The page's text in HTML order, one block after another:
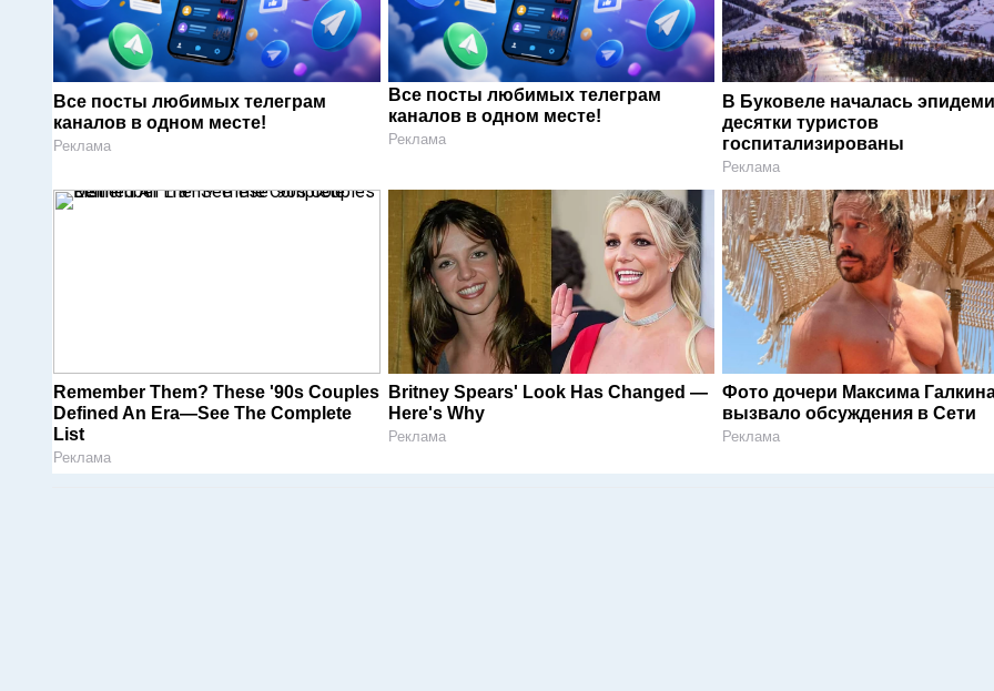
Все посты любимых телеграм
каналов в одном месте!
Реклама
Все посты любимых телеграм
каналов в одном месте!
Реклама
В Буковеле началась
десятки туристов
госпитализированы
Реклама
Remember Them? These '90s Couples
Defined An Era—See The Complete
List
Реклама
Britney Spears' Look Has Changed —
Here's Why
Реклама
Фото дочери Максима
вызвало обсуждения в Сети
Реклама